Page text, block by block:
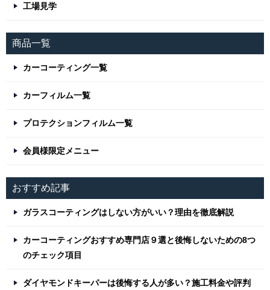
工場見学
商品一覧
カーコーティング一覧
カーフィルム一覧
プロテクションフィルム一覧
会員様限定メニュー
おすすめ記事
ガラスコーティングはしない方がいい？理由を徹底解説
カーコーティングおすすめ専門店９選と後悔しないための8つ
のチェック項目
ダイヤモンドキーパーは後悔する人が多い？施工料金や評判